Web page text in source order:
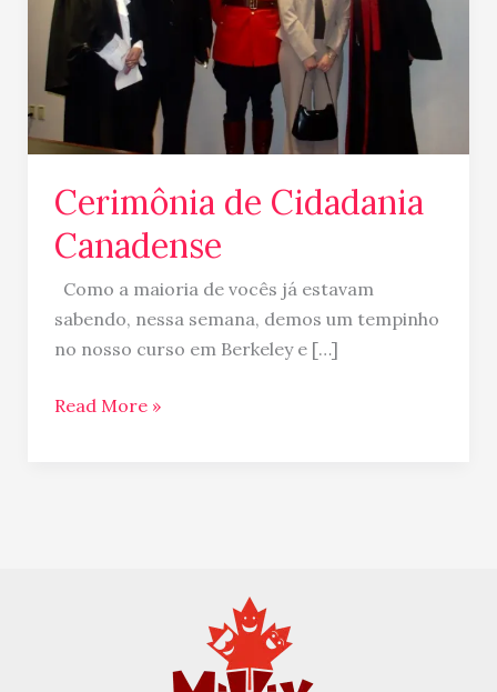
Cerimônia de Cidadania
Canadense
Como a maioria de vocês já estavam
sabendo, nessa semana, demos um tempinho
no nosso curso em Berkeley e […]
Read More »